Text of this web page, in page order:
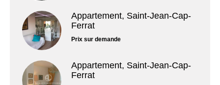
Appartement, Saint-Jean-Cap-
Ferrat
Prix sur demande
Appartement, Saint-Jean-Cap-
Ferrat